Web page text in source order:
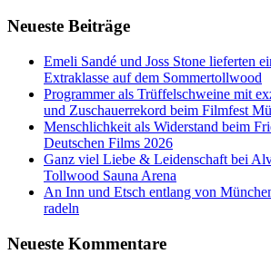
Neueste Beiträge
Emeli Sandé und Joss Stone lieferten
Extraklasse auf dem Sommertollwood
Programmer als Trüffelschweine mit
und Zuschauerrekord beim Filmfest
Menschlichkeit als Widerstand beim
Deutschen Films 2026
Ganz viel Liebe & Leidenschaft bei
Tollwood Sauna Arena
An Inn und Etsch entlang von
radeln
Neueste Kommentare